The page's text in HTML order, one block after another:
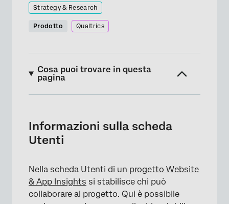
Strategy & Research
Prodotto Qualtrics
Cosa puoi trovare in questa
pagina
Impostazione degli utenti per l’accessibilità
al sito web/app Insights
Condivisione dei permessi
Gestione degli utenti
Informazioni sulla scheda
Utenti
Nella scheda Utenti di un progetto Website
& App Insights si stabilisce chi può
collaborare al progetto. Qui è possibile